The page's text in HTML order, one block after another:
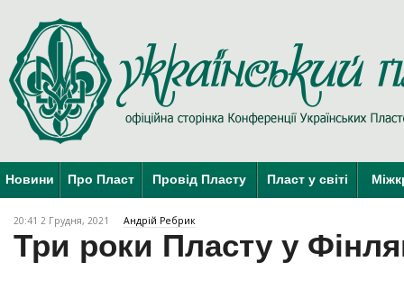
Новини Про Пласт Провід Пласту Пласт у світі
20:41 2 Грудня, 2021 Андрій Ребрик
Три роки Пласту у